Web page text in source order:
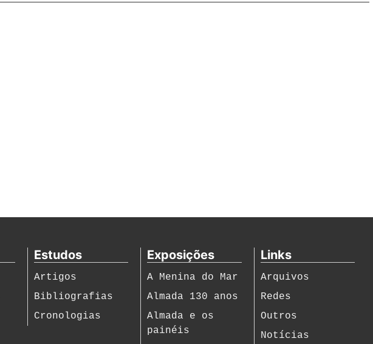
Estudos
Artigos
Bibliografias
Cronologias
Exposições
A Menina do Mar
Almada 130 anos
Almada e os
painéis
Links
Arquivos
Redes
Outros
Notícias